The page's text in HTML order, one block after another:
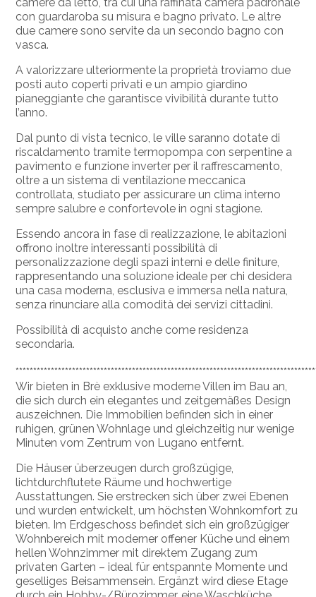
con guardaroba su misura e bagno privato. Le altre
due camere sono servite da un secondo bagno con
vasca.
A valorizzare ulteriormente la proprietà troviamo due
posti auto coperti privati e un ampio giardino
pianeggiante che garantisce vivibilità durante tutto
l’anno.
Dal punto di vista tecnico, le ville saranno dotate di
riscaldamento tramite termopompa con serpentine a
pavimento e funzione inverter per il raffrescamento,
oltre a un sistema di ventilazione meccanica
controllata, studiato per assicurare un clima interno
sempre salubre e confortevole in ogni stagione.
Essendo ancora in fase di realizzazione, le abitazioni
offrono inoltre interessanti possibilità di
personalizzazione degli spazi interni e delle finiture,
rappresentando una soluzione ideale per chi desidera
una casa moderna, esclusiva e immersa nella natura,
senza rinunciare alla comodità dei servizi cittadini.
Possibilità di acquisto anche come residenza
secondaria.
Wir bieten in Brè exklusive moderne Villen im Bau an,
die sich durch ein elegantes und zeitgemäßes Design
auszeichnen. Die Immobilien befinden sich in einer
ruhigen, grünen Wohnlage und gleichzeitig nur wenige
Minuten vom Zentrum von Lugano entfernt.
Die Häuser überzeugen durch großzügige,
lichtdurchflutete Räume und hochwertige
Ausstattungen. Sie erstrecken sich über zwei Ebenen
und wurden entwickelt, um höchsten Wohnkomfort zu
bieten. Im Erdgeschoss befindet sich ein großzügiger
Wohnbereich mit moderner offener Küche und einem
hellen Wohnzimmer mit direktem Zugang zum
privaten Garten – ideal für entspannte Momente und
geselliges Beisammensein. Ergänzt wird diese Etage